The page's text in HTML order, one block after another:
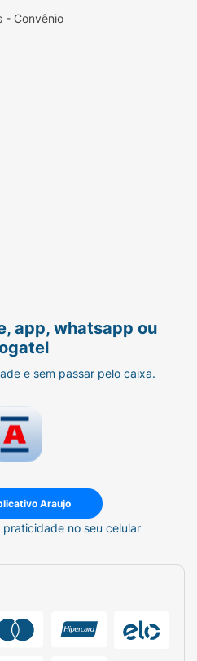
- Convênio
app, whatsapp ou
e sem passar pelo caixa.
Araujo
no seu celular